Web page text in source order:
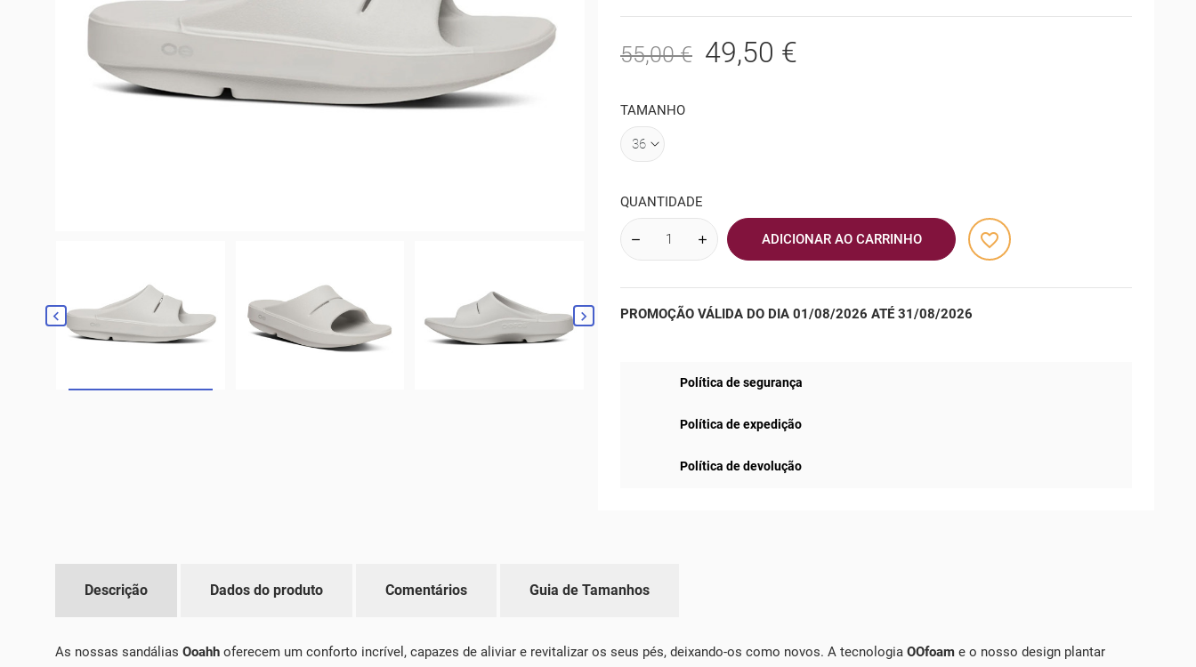
 
55,00 € 49,50 €
TAMANHO
QUANTIDADE
ADICIONAR AO CARRINHO favorite_border
PROMOÇÃO VÁLIDA DO DIA 01/08/2026 ATÉ 31/08/2026
Política de segurança
Política de expedição
Política de devolução
Descrição Dados do produto Comentários Guia de Tamanhos
As nossas sandálias Ooahh oferecem um conforto incrível, capazes de aliviar e revitalizar os seus pés, deixando-os como novos. A tecnologia OOfoam e o nosso design plantar